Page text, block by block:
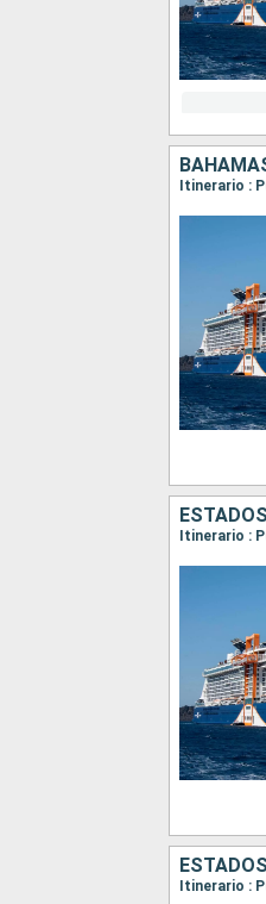
Itinerario :
Itinerario :
Itinerario :